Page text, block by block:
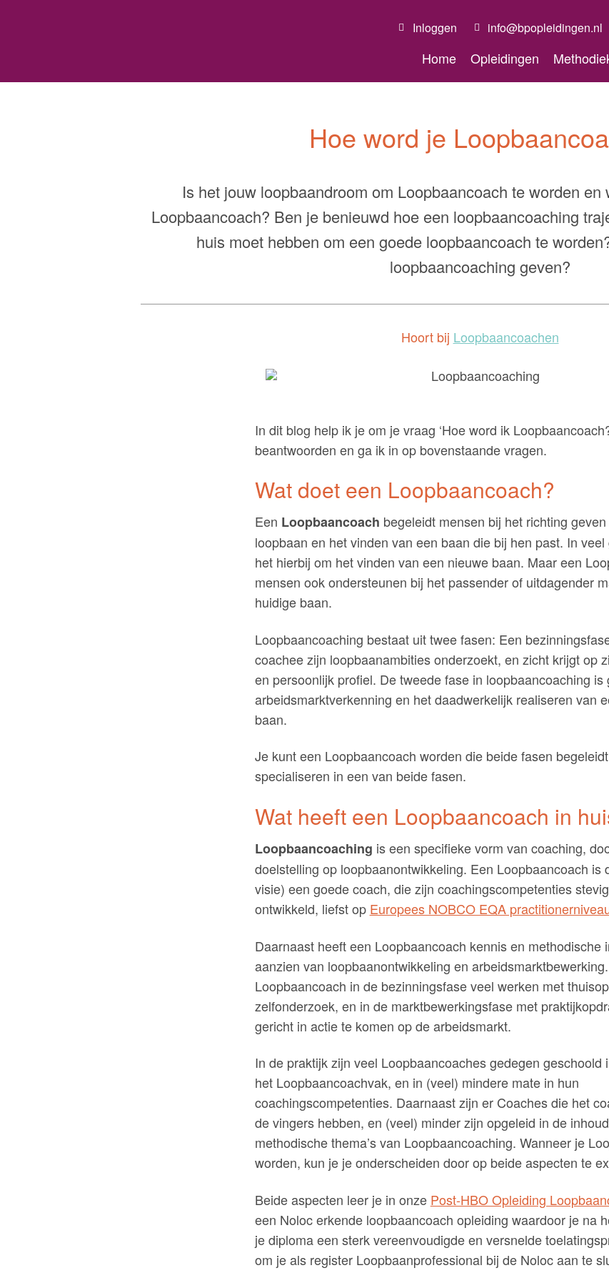
Inloggen info@bpopleidingen.nl
Home Opleidingen
Hoe word je
Is het jouw loopbaandroom om Loopbaancoach te worden
Loopbaancoach? Ben je benieuwd hoe een loopbaancoaching
huis moet hebben om een goede loopbaancoach te
loopbaancoaching geven?
Hoort bij Loopbaancoachen
In dit blog help ik je om je vraag ‘Hoe word ik
beantwoorden en ga ik in op bovenstaande vragen.
Wat doet een Loopbaancoach?
Een Loopbaancoach begeleidt mensen bij het richting
loopbaan en het vinden van een baan die bij hen past. In
het hierbij om het vinden van een nieuwe baan. Maar een
mensen ook ondersteunen bij het passender of uitdagender
huidige baan.
Loopbaancoaching bestaat uit twee fasen: Een
coachee zijn loopbaanambities onderzoekt, en zicht krijgt op
en persoonlijk profiel. De tweede fase in loopbaancoaching is
arbeidsmarktverkenning en het daadwerkelijk realiseren van
baan.
Je kunt een Loopbaancoach worden die beide fasen
specialiseren in een van beide fasen.
Wat heeft een Loopbaancoach in
Loopbaancoaching is een specifieke vorm van coaching,
doelstelling op loopbaanontwikkeling. Een Loopbaancoach is
visie) een goede coach, die zijn coachingscompetenties
ontwikkeld, liefst op Europees NOBCO EQA
Daarnaast heeft een Loopbaancoach kennis en methodische
aanzien van loopbaanontwikkeling en
Loopbaancoach in de bezinningsfase veel werken met
zelfonderzoek, en in de marktbewerkingsfase met
gericht in actie te komen op de arbeidsmarkt.
In de praktijk zijn veel Loopbaancoaches gedegen geschoold
het Loopbaancoachvak, en in (veel) mindere mate in hun
coachingscompetenties. Daarnaast zijn er Coaches die het
de vingers hebben, en (veel) minder zijn opgeleid in de
methodische thema’s van Loopbaancoaching. Wanneer je
worden, kun je je onderscheiden door op beide aspecten te
Beide aspecten leer je in onze Post-HBO Opleiding
een Noloc erkende loopbaancoach opleiding waardoor je na
je diploma een sterk vereenvoudigde en versnelde
om je als register Loopbaanprofessional bij de Noloc aan te